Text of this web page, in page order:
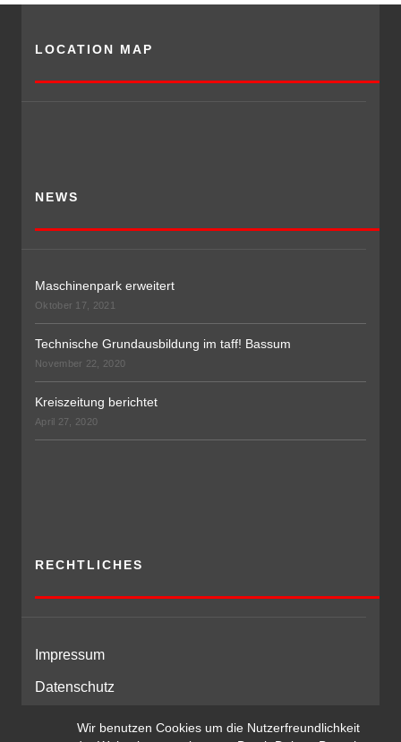
Wir benutzen Cookies um die Nutzerfreundlichkeit
LOCATION MAP
NEWS
Maschinenpark erweitert
Oktober 17, 2021
Technische Grundausbildung im taff! Bassum
November 22, 2020
Kreiszeitung berichtet
April 27, 2020
RECHTLICHES
Impressum
Datenschutz